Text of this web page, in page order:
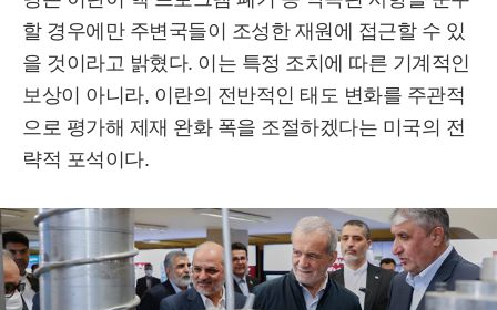
할 경우에만 주변국들이 조성한 재원에 접근할 수 있
을 것이라고 밝혔다. 이는 특정 조치에 따른 기계적인
보상이 아니라, 이란의 전반적인 태도 변화를 주관적
으로 평가해 제재 완화 폭을 조절하겠다는 미국의 전
략적 포석이다.